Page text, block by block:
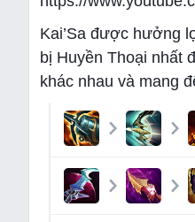
Kai’Sa được hưởng
bị Huyền Thoại nhất
khác nhau và mang